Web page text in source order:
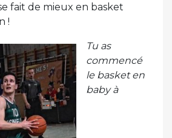
fait de mieux en basket
!
Tu as
commencé
le basket en
baby à